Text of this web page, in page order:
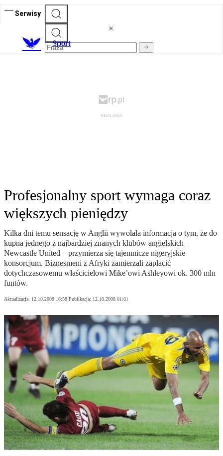
Serwisy
Sport
Profesjonalny sport wymaga coraz
większych pieniędzy
Kilka dni temu sensację w Anglii wywołała informacja o tym, że do
kupna jednego z najbardziej znanych klubów angielskich –
Newcastle United – przymierza się tajemnicze nigeryjskie
konsorcjum. Biznesmeni z Afryki zamierzali zapłacić
dotychczasowemu właścicielowi Mike’owi Ashleyowi ok. 300 mln
funtów.
Aktualizacja: 12.10.2008 16:58 Publikacja: 12.10.2008 01:01